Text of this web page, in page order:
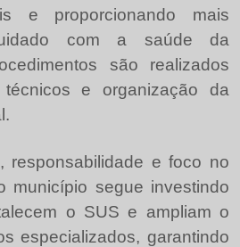
e proporcionando mais
com a saúde da
são realizados
técnicos e organização da
responsabilidade e foco no
município segue investindo
o SUS e ampliam o
especializados, garantindo